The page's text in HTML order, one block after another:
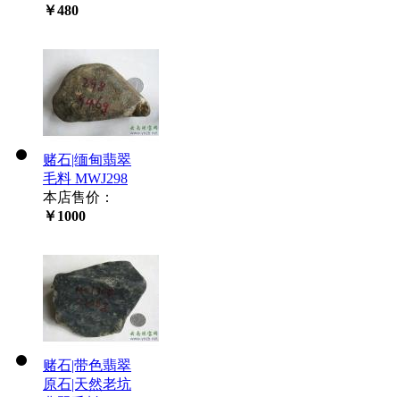
￥480
赌石|缅甸翡翠
毛料 MWJ298
本店售价：
￥1000
赌石|带色翡翠
原石|天然老坑